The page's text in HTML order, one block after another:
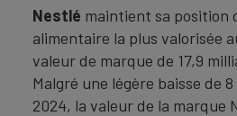
Nestlé maintient sa position
alimentaire la plus valorisée
valeur de marque de 17,9
Malgré une légère baisse de
2024, la valeur de la marque